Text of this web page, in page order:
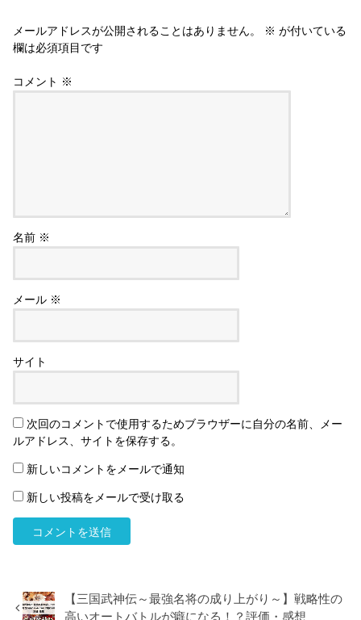
メールアドレスが公開されることはありません。 ※ が付いている
欄は必須項目です
コメント ※
名前 ※
メール ※
サイト
次回のコメントで使用するためブラウザーに自分の名前、メー
ルアドレス、サイトを保存する。
新しいコメントをメールで通知
新しい投稿をメールで受け取る
【三国武神伝～最強名将の成り上がり～】戦略性の
高いオートバトルが癖になる！？評価・感想